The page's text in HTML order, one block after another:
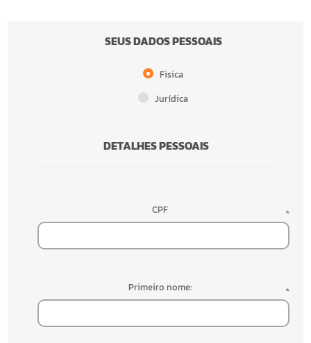
SEUS DADOS PESSOAIS
Fisica
Jurídica
DETALHES PESSOAIS
CPF *
Primeiro nome: *